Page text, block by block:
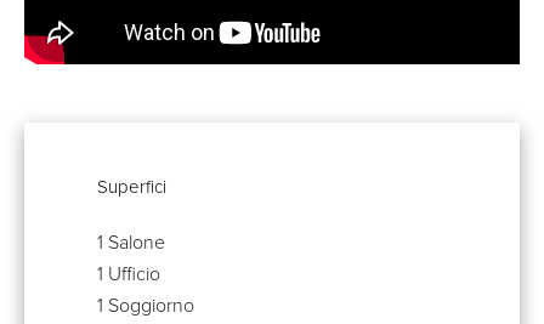
Superfici
1 Salone
1 Ufficio
1 Soggiorno